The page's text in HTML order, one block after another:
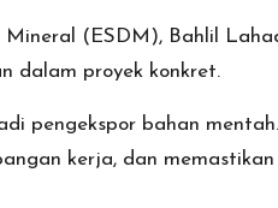
(ESDM), Bahlil
dalam proyek konkret.
pengekspor bahan
kerja, dan